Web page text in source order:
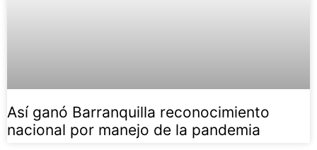
Así ganó Barranquilla reconocimiento
nacional por manejo de la pandemia